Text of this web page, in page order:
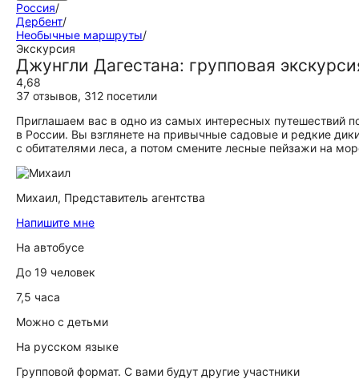
Россия/
Дербент/
Необычные маршруты/
Экскурсия
Джунгли Дагестана: групповая
4,68
37 отзывов, 312 посетили
Приглашаем вас в одно из самых интересных путешествий
в России. Вы взглянете на привычные садовые и редкие
с обитателями леса, а потом смените лесные пейзажи на
Михаил, Представитель агентства
Напишите мне
На автобусе
До 19 человек
7,5 часа
Можно с детьми
На русском языке
Групповой формат. С вами будут другие участники